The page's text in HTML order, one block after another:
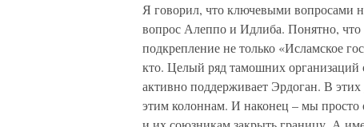
Я говорил, что ключевыми вопросами
вопрос Алеппо и Идлиба. Понятно, что
подкрепление не только «Исламское
кто. Целый ряд тамошних организаций
активно поддерживает Эрдоган. В
этим колоннам. И наконец – мы